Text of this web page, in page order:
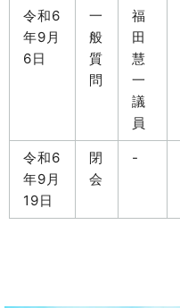
令和6
年9月
6日
一
般
質
問
福
田
慧
一
議
員
令和6
年9月
19日
閉
会
-